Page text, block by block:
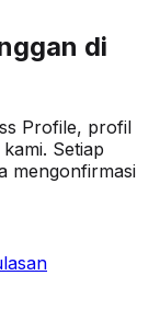
di
Profile, profil
Setiap
mengonfirmasi